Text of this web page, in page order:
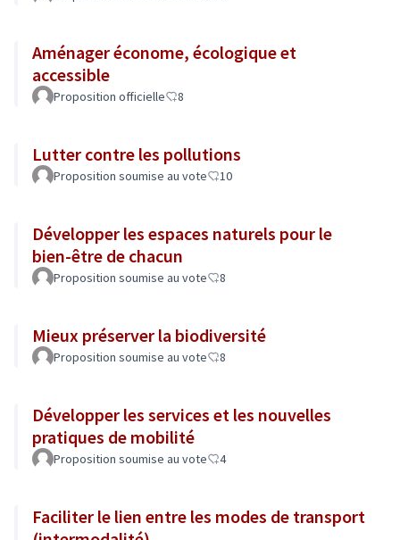
Aménager économe, écologique et
accessible
Proposition officielle 8
Lutter contre les pollutions
Proposition soumise au vote 10
Développer les espaces naturels pour le
bien-être de chacun
Proposition soumise au vote 8
Mieux préserver la biodiversité
Proposition soumise au vote 8
Développer les services et les nouvelles
pratiques de mobilité
Proposition soumise au vote 4
Faciliter le lien entre les modes de transport